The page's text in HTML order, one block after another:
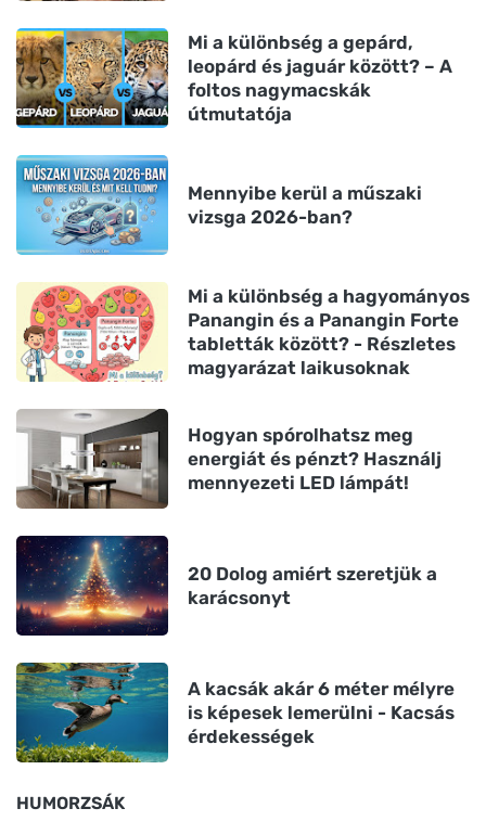
Mi a különbség a gepárd,
leopárd és jaguár között? – A
foltos nagymacskák
útmutatója
Mennyibe kerül a műszaki
vizsga 2026-ban?
Mi a különbség a hagyományos
Panangin és a Panangin Forte
tabletták között? - Részletes
magyarázat laikusoknak
Hogyan spórolhatsz meg
energiát és pénzt? Használj
mennyezeti LED lámpát!
20 Dolog amiért szeretjük a
karácsonyt
A kacsák akár 6 méter mélyre
is képesek lemerülni - Kacsás
érdekességek
HUMORZSÁK